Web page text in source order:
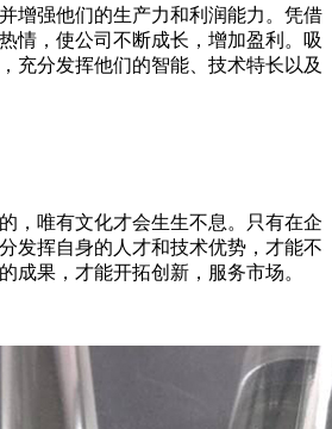
增强他们的生产力和利润能力。凭借
情，使公司不断成长，增加盈利。吸
充分发挥他们的智能、技术特长以及
，唯有文化才会生生不息。只有在企
发挥自身的人才和技术优势，才能不
成果，才能开拓创新，服务市场。